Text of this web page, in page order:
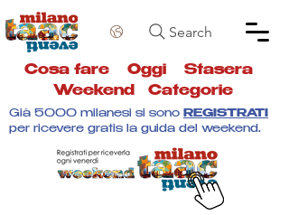
Search
Cosa fare Oggi Stasera
Weekend
Categorie
Già 5000 milanesi si sono REGISTRATI
per ricevere gratis la guida del weekend.